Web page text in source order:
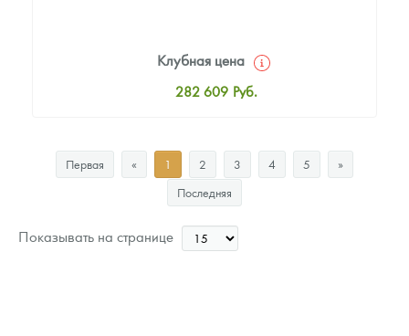
Клубная цена
282 609 Руб.
284 468 Руб.
Цена выкупа
Звоните
Первая « 1 2 3 4 5
»
Последняя
Показывать на странице